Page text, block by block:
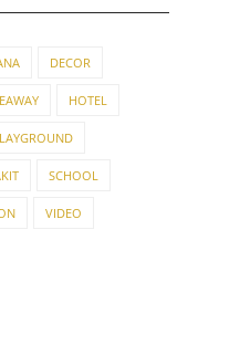
DECOR
HOTEL
SCHOOL
VIDEO